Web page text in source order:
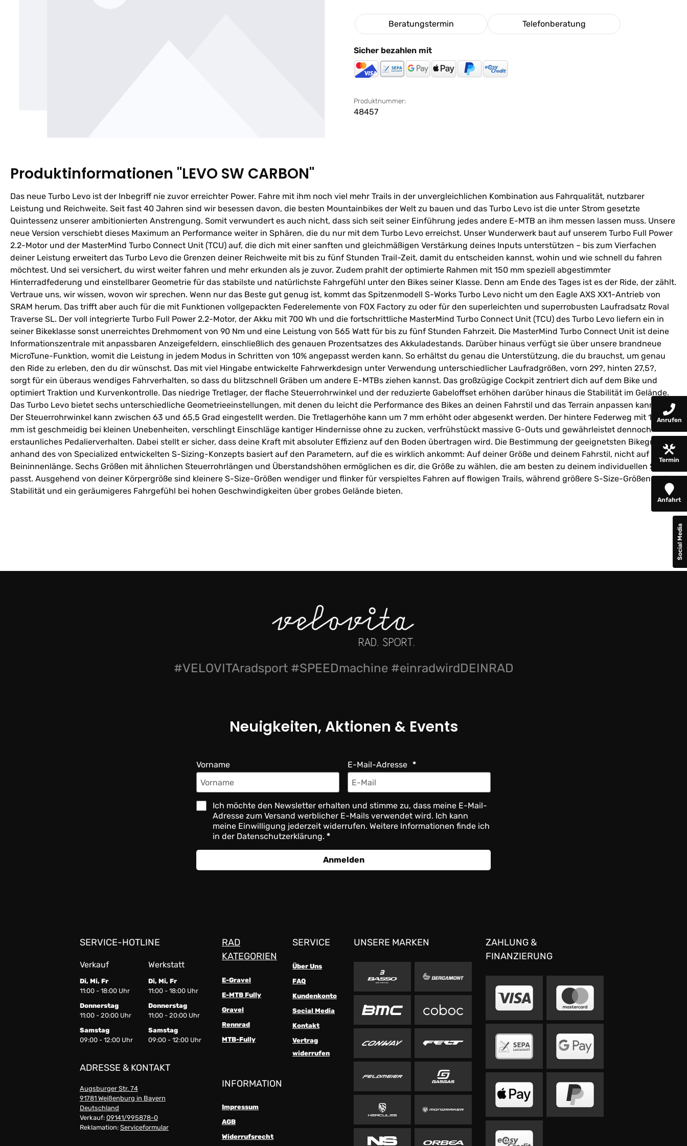
Beratungstermin Telefonberatung
Sicher bezahlen mit
Produktnummer:
48457
Produktinformationen "LEVO SW CARBON"
Das neue Turbo Levo ist der Inbegriff nie zuvor erreichter Power. Fahre mit ihm noch viel mehr Trails in der unvergleichlichen Kombination aus Fahrqualität, nutzbarer
Leistung und Reichweite. Seit fast 40 Jahren sind wir besessen davon, die besten Mountainbikes der Welt zu bauen und das Turbo Levo ist die unter Strom gesetzte
Quintessenz unserer ambitionierten Anstrengung. Somit verwundert es auch nicht, dass sich seit seiner Einführung jedes andere E-MTB an ihm messen lassen muss. Unsere
neue Version verschiebt dieses Maximum an Performance weiter in Sphären, die du nur mit dem Turbo Levo erreichst. Unser Wunderwerk baut auf unserem Turbo Full Power
2.2-Motor und der MasterMind Turbo Connect Unit (TCU) auf, die dich mit einer sanften und gleichmäßigen Verstärkung deines Inputs unterstützen – bis zum Vierfachen
deiner Leistung erweitert das Turbo Levo die Grenzen deiner Reichweite mit bis zu fünf Stunden Trail-Zeit, damit du entscheiden kannst, wohin und wie schnell du fahren
möchtest. Und sei versichert, du wirst weiter fahren und mehr erkunden als je zuvor. Zudem prahlt der optimierte Rahmen mit 150 mm speziell abgestimmter
Hinterradfederung und einstellbarer Geometrie für das stabilste und natürlichste Fahrgefühl unter den Bikes seiner Klasse. Denn am Ende des Tages ist es der Ride, der zählt.
Vertraue uns, wir wissen, wovon wir sprechen. Wenn nur das Beste gut genug ist, kommt das Spitzenmodell S-Works Turbo Levo nicht um den Eagle AXS XX1-Antrieb von
SRAM herum. Das trifft aber auch für die mit Funktionen vollgepackten Federelemente von FOX Factory zu oder für den superleichten und superrobusten Laufradsatz Roval
Traverse SL. Der voll integrierte Turbo Full Power 2.2-Motor, der Akku mit 700 Wh und die fortschrittliche MasterMind Turbo Connect Unit (TCU) des Turbo Levo liefern ein in
seiner Bikeklasse sonst unerreichtes Drehmoment von 90 Nm und eine Leistung von 565 Watt für bis zu fünf Stunden Fahrzeit. Die MasterMind Turbo Connect Unit ist deine
Informationszentrale mit anpassbaren Anzeigefeldern, einschließlich des genauen Prozentsatzes des Akkuladestands. Darüber hinaus verfügt sie über unsere brandneue
MicroTune-Funktion, womit die Leistung in jedem Modus in Schritten von 10% angepasst werden kann. So erhältst du genau die Unterstützung, die du brauchst, um genau
den Ride zu erleben, den du dir wünschst. Das mit viel Hingabe entwickelte Fahrwerkdesign unter Verwendung unterschiedlicher Laufradgrößen, vorn 29?, hinten 27,5?,
sorgt für ein überaus wendiges Fahrverhalten, so dass du blitzschnell Gräben um andere E-MTBs ziehen kannst. Das großzügige Cockpit zentriert dich auf dem Bike und
optimiert Traktion und Kurvenkontrolle. Das niedrige Tretlager, der flache Steuerrohrwinkel und der reduzierte Gabeloffset erhöhen darüber hinaus die Stabilität im Gelände.
Das Turbo Levo bietet sechs unterschiedliche Geometrieeinstellungen, mit denen du leicht die Performance des Bikes an deinen Fahrstil und das Terrain anpassen kannst.
Der Steuerrohrwinkel kann zwischen 63 und 65,5 Grad eingestellt werden. Die Tretlagerhöhe kann um 7 mm erhöht oder abgesenkt werden. Der hintere Federweg mit 150
mm ist geschmeidig bei kleinen Unebenheiten, verschlingt Einschläge kantiger Hindernisse ohne zu zucken, verfrühstückt massive G-Outs und gewährleistet dennoch
erstaunliches Pedalierverhalten. Dabei stellt er sicher, dass deine Kraft mit absoluter Effizienz auf den Boden übertragen wird. Die Bestimmung der geeignetsten Bikegröße
anhand des von Specialized entwickelten S-Sizing-Konzepts basiert auf den Parametern, auf die es wirklich ankommt: Auf deiner Größe und deinem Fahrstil, nicht auf deiner
Beininnenlänge. Sechs Größen mit ähnlichen Steuerrohrlängen und Überstandshöhen ermöglichen es dir, die Größe zu wählen, die am besten zu deinem individuellen Stil
passt. Ausgehend von deiner Körpergröße sind kleinere S-Size-Größen wendiger und flinker für verspieltes Fahren auf flowigen Trails, während größere S-Size-Größen mehr
Stabilität und ein geräumigeres Fahrgefühl bei hohen Geschwindigkeiten über grobes Gelände bieten.
#VELOVITAradsport #SPEEDmachine #einradwirdDEINRAD
Neuigkeiten, Aktionen & Events
Vorname E-Mail-Adresse
Ich möchte den Newsletter erhalten und stimme zu, dass meine E-Mail-
Adresse zum Versand werblicher E-Mails verwendet wird. Ich kann
meine Einwilligung jederzeit widerrufen. Weitere Informationen finde ich
in der Datenschutzerklärung.
Anmelden
SERVICE-HOTLINE
Verkauf Werkstatt
Di, Mi, Fr
11:00 - 18:00 Uhr
Di, Mi, Fr
11:00 - 18:00 Uhr
Donnerstag
11:00 - 20:00 Uhr
Donnerstag
11:00 - 20:00 Uhr
Samstag
09:00 - 12:00 Uhr
Samstag
09:00 - 12:00 Uhr
ADRESSE & KONTAKT
Augsburger Str. 74
91781 Weißenburg in Bayern
Deutschland
Verkauf: 09141/995878-0
Reklamation: Serviceformular
RAD
KATEGORIEN
E-Gravel
E-MTB Fully
Gravel
Rennrad
MTB-Fully
SERVICE
Über Uns
FAQ
Kundenkonto
Social Media
Kontakt
Vertrag
widerrufen
INFORMATION
Impressum
AGB
Widerrufsrecht
UNSERE MARKEN
ZAHLUNG &
FINANZIERUNG
Anrufen
Termin
Anfahrt
Social Media